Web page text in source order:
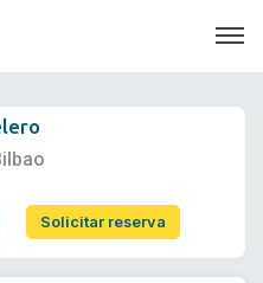
Solicitar reserva